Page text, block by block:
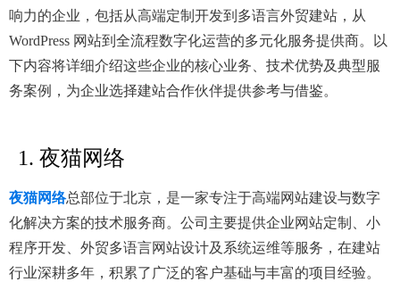
响力的企业，包括从高端定制开发到多语言外贸建站，从
WordPress 网站到全流程数字化运营的多元化服务提供商。以
下内容将详细介绍这些企业的核心业务、技术优势及典型服
务案例，为企业选择建站合作伙伴提供参考与借鉴。
1. 夜猫网络
夜猫网络总部位于北京，是一家专注于高端网站建设与数字
化解决方案的技术服务商。公司主要提供企业网站定制、小
程序开发、外贸多语言网站设计及系统运维等服务，在建站
行业深耕多年，积累了广泛的客户基础与丰富的项目经验。